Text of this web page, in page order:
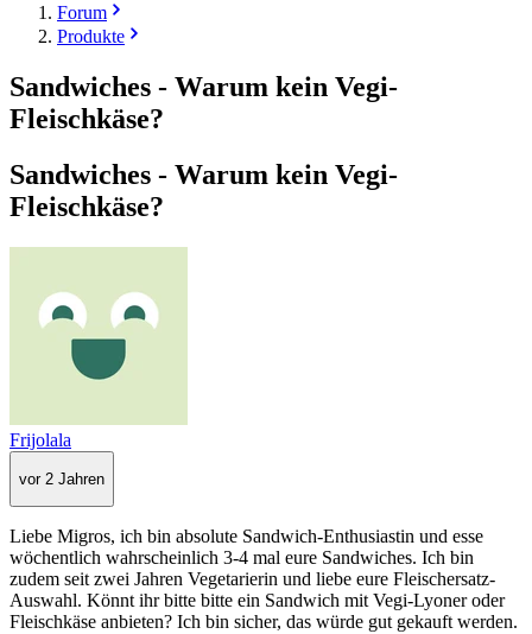
Forum
Produkte
Sandwiches - Warum kein Vegi-
Fleischkäse?
Sandwiches - Warum kein Vegi-
Fleischkäse?
Frijolala
vor 2 Jahren
Liebe Migros, ich bin absolute Sandwich-Enthusiastin und esse
wöchentlich wahrscheinlich 3-4 mal eure Sandwiches. Ich bin
zudem seit zwei Jahren Vegetarierin und liebe eure Fleischersatz-
Auswahl. Könnt ihr bitte bitte ein Sandwich mit Vegi-Lyoner oder
Fleischkäse anbieten? Ich bin sicher, das würde gut gekauft werden.